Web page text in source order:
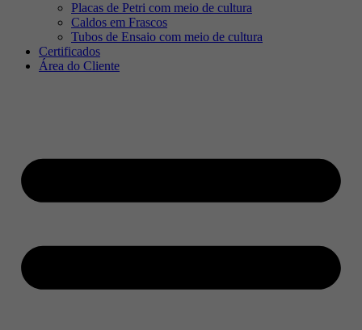
Placas de Petri com meio de cultura
Caldos em Frascos
Tubos de Ensaio com meio de cultura
Certificados
Área do Cliente